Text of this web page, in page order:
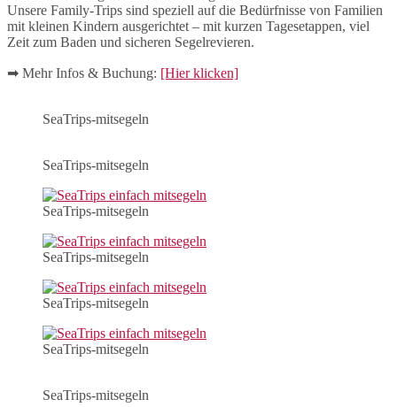
Unsere Family-Trips sind speziell auf die Bedürfnisse von Familien
mit kleinen Kindern ausgerichtet – mit kurzen Tagesetappen, viel
Zeit zum Baden und sicheren Segelrevieren.
➡ Mehr Infos & Buchung: [Hier klicken]
SeaTrips-mitsegeln
SeaTrips-mitsegeln
SeaTrips-mitsegeln
SeaTrips-mitsegeln
SeaTrips-mitsegeln
SeaTrips-mitsegeln
SeaTrips-mitsegeln